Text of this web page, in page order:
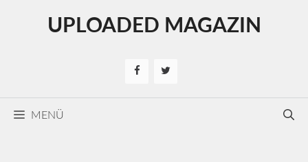
UPLOADED MAGAZIN
MENÜ